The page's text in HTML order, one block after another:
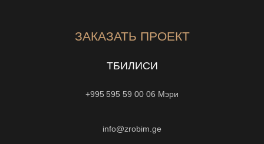
ЗАКАЗАТЬ ПРОЕКТ
ТБИЛИСИ
+995 595 59 00 06 Мэри
info@zrobim.ge